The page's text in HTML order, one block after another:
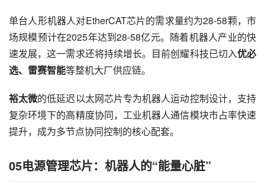
单台人形机器人对EtherCAT芯片的需求量约为28-58颗，市
场规模预计在2025年达到28-58亿元。随着机器人产业的快
速发展，这一需求还将持续增长。目前创耀科技已切入优必
选、雷赛智能等整机大厂供应链。
裕太微的低延迟以太网芯片专为机器人运动控制设计，支持
复杂环境下的高精度协同，工业机器人通信模块市占率快速
提升，成为多节点协同控制的核心配套。
05电源管理芯片：机器人的“能量心脏”